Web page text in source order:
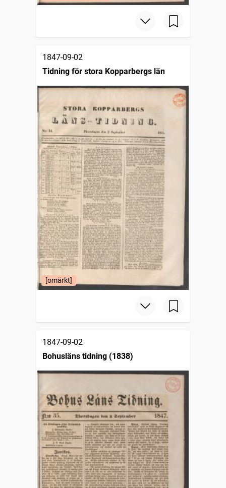
1847-09-02
Tidning för stora Kopparbergs län
[omärkt]
1847-09-02
Bohusläns tidning (1838)